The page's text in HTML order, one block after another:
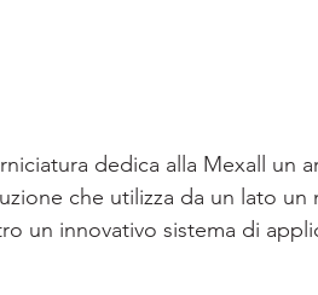
dedica alla Mexall un
che utilizza da un lato un
un innovativo sistema di